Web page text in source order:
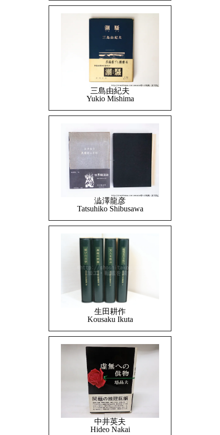
三島由紀夫
Yukio Mishima
澁澤龍彦
Tatsuhiko Shibusawa
生田耕作
Kousaku Ikuta
中井英夫
Hideo Nakai